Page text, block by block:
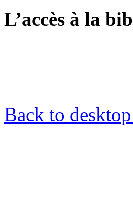
L’accès à la
Back to